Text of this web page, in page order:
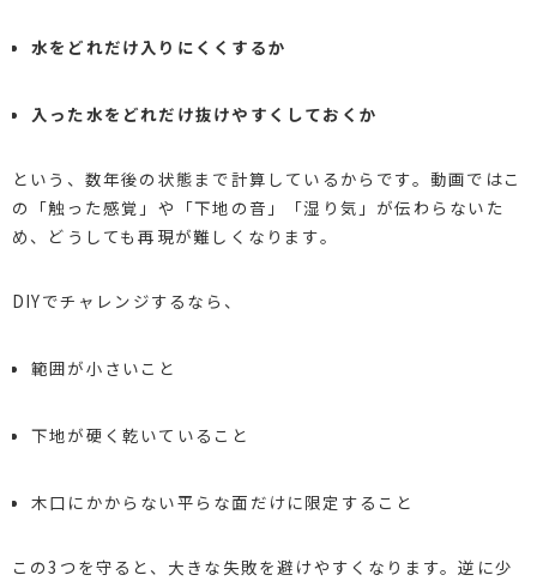
水をどれだけ入りにくくするか
入った水をどれだけ抜けやすくしておくか
という、数年後の状態まで計算しているからです。動画ではこ
の「触った感覚」や「下地の音」「湿り気」が伝わらないた
め、どうしても再現が難しくなります。
DIYでチャレンジするなら、
範囲が小さいこと
下地が硬く乾いていること
木口にかからない平らな面だけに限定すること
この3つを守ると、大きな失敗を避けやすくなります。逆に少